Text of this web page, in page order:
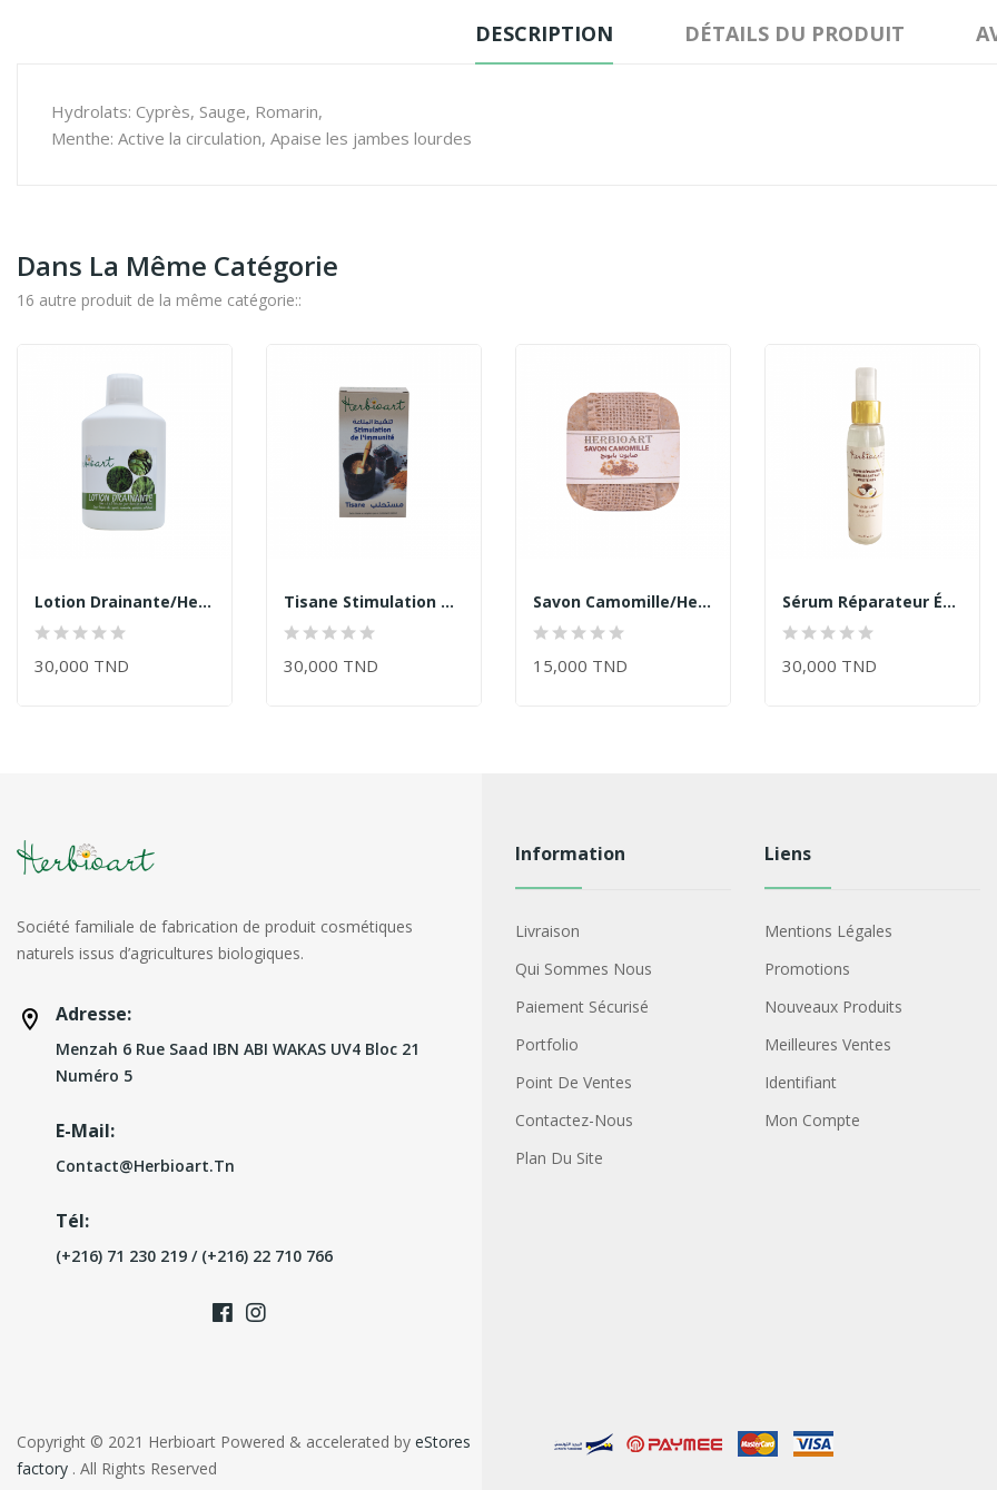
DESCRIPTION DÉTAILS DU PRODUIT
Hydrolats: Cyprès, Sauge, Romarin,
Menthe: Active la circulation, Apaise les jambes lourdes
Dans La Même Catégorie
16 autre produit de la même catégorie::
Lotion Drainante/Herbioart
30,000 TND
Tisane Stimulation De L'Immunité/Herbioart
30,000 TND
Savon Camomille/Herbioart
15,000 TND
Sérum Réparateur Équilibrant Aux...
30,000 TND
Société familiale de fabrication de produit cosmétiques
naturels issus d’agricultures biologiques.
Adresse:
Menzah 6 Rue Saad IBN ABI WAKAS UV4 Bloc 21
Numéro 5
E-Mail:
Contact@herbioart.tn
Tél:
(+216) 71 230 219 / (+216) 22 710 766
Information
Livraison
Qui Sommes Nous
Paiement Sécurisé
Portfolio
Point De Ventes
Contactez-Nous
Plan Du Site
Liens
Mentions Légales
Promotions
Nouveaux Produits
Meilleures Ventes
Identifiant
Mon Compte
Copyright © 2021 Herbioart Powered & accelerated by eStores
factory . All Rights Reserved